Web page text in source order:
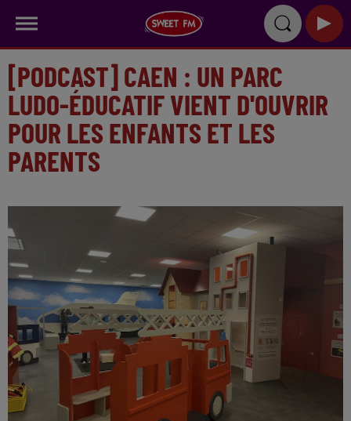
[PODCAST] CAEN : UN PARC
LUDO-ÉDUCATIF VIENT D'OUVRIR
POUR LES ENFANTS ET LES
PARENTS